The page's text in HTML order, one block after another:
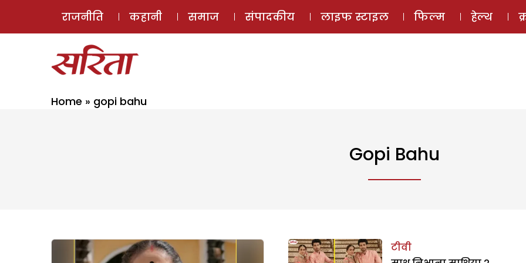
ई-मैगज़ीन
राजनीति कहानी समाज संपादकीय लाइफ स्टाइल फिल्म हेल्थ
Home » gopi bahu
Gopi Bahu
टीवी